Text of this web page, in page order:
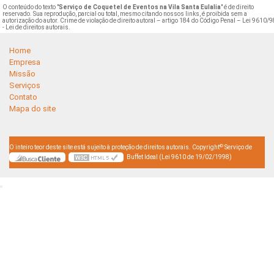
O conteúdo do texto "Serviço de Coquetel de Eventos na Vila Santa Eulalia" é de direito
reservado. Sua reprodução, parcial ou total, mesmo citando nossos links, é proibida sem a
autorização do autor. Crime de violação de direito autoral – artigo 184 do Código Penal –
Lei 9610/
- Lei de direitos autorais
Home
Empresa
Missão
Serviços
Contato
Mapa do site
O inteiro teor deste site está sujeito à proteção de direitos autorais. Copyright© Serviço de
Buffet Ideal (Lei 9610 de 19/02/1998)